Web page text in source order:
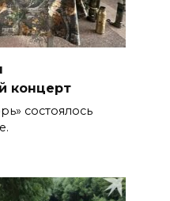
концерт
состоялось